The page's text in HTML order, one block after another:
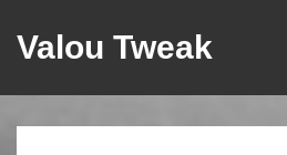
passer
Valou Tweak